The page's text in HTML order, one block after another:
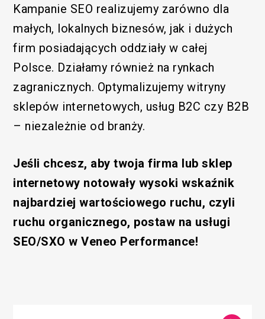
Kampanie SEO realizujemy zarówno dla
małych, lokalnych biznesów, jak i dużych
firm posiadających oddziały w całej
Polsce. Działamy również na rynkach
zagranicznych. Optymalizujemy witryny
sklepów internetowych, usług B2C czy B2B
– niezależnie od branży.
Jeśli chcesz, aby twoja firma lub sklep
internetowy notowały wysoki wskaźnik
najbardziej wartościowego ruchu, czyli
ruchu organicznego, postaw na usługi
SEO/SXO w Veneo Performance!